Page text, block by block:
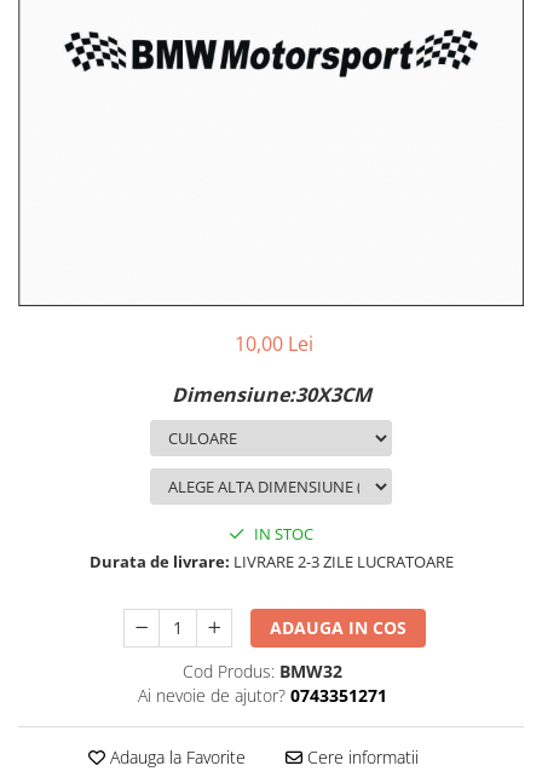
MAZDA
VOLVO
STICKERE STALPI SI GEAM MIC
STICKERE PENTRU FIRME
STICKERE CAMIOANE
MAN
MERCEDES CAMIOANE
10,00 Lei
Dimensiune:30X3CM
IN STOC
Durata de livrare: LIVRARE 2-3 ZILE LUCRATOARE
ADAUGA IN COS
Cod Produs: BMW32
Ai nevoie de ajutor? 0743351271
Adauga la Favorite Cere informatii